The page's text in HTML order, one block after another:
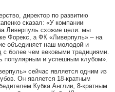
директор по развитию
сказал: «У компании
Ливерпуль схожие цели: мы
Форекс, а ФК «Ливерпуль» – на
объединяет наш молодой и
более чем вековыми традициями.
популярным и успешным клубом».
сейчас является одним из
Он является 18-кратным
Кубка Англии, 8-кратным